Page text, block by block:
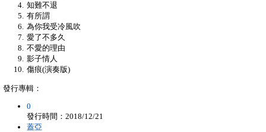
知難不退
有所謂
為你我受冷風吹
愛了不多久
不愛的理由
影子情人
傷痕(演奏版)
發行專輯：
0
發行時間：2018/12/21
蓋亞